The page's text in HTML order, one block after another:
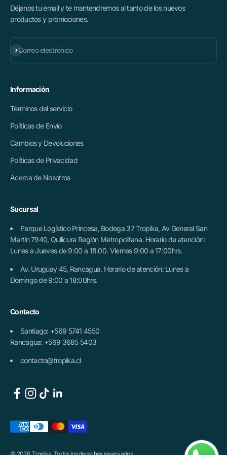
Déjanos tu email y te mantendremos al tanto de los nuevos
productos y promociones.
Correo electrónico
Suscribirse
Información
Términos del servicio
Políticas de Envío
Cambios y Devoluciones
Políticas de Privacidad
Acerca de Nosotros
Sucursal
Parque Logístico Princesa, Bodega 37 Tropika, Av General San
Martín 7940, Quilicura Región Metropolitana. Horario de atención:
Lunes a Jueves de 9:00 a 18.00. Viernes 9:00 a 17:00hrs.
Av. Uruguay 45, Rancagua. Horario de atención: Lunes a
Domingo de 9:00 a 18:00hrs.
Contacto
Santiago: +569 5741 4550
Rancagua: +569 3685 5403
contacto@tropika.cl